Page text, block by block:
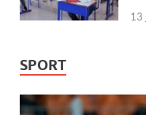
13
SPORT